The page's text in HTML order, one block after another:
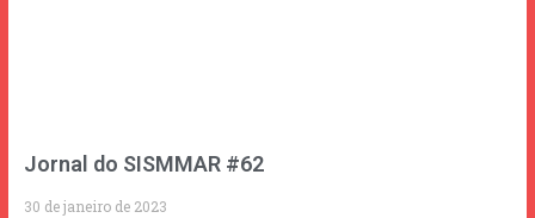
Jornal do SISMMAR #62
30 de janeiro de 2023